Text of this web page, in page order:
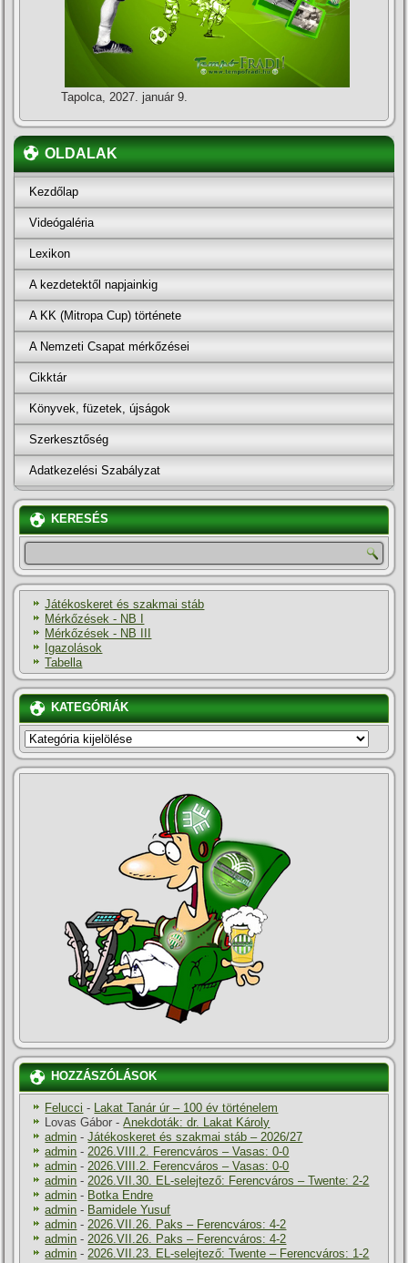
Tapolca, 2027. január 9.
OLDALAK
Kezdőlap
Videógaléria
Lexikon
A kezdetektől napjainkig
A KK (Mitropa Cup) története
A Nemzeti Csapat mérkőzései
Cikktár
Könyvek, füzetek, újságok
Szerkesztőség
Adatkezelési Szabályzat
KERESÉS
Játékoskeret és szakmai stáb
Mérkőzések - NB I
Mérkőzések - NB III
Igazolások
Tabella
KATEGÓRIÁK
KATEGÓRIÁK
HOZZÁSZÓLÁSOK
Felucci - Lakat Tanár úr – 100 év történelem
Lovas Gábor -Anekdoták: dr. Lakat Károly
admin -Játékoskeret és szakmai stáb – 2026/27
admin -2026.VIII.2. Ferencváros – Vasas: 0-0
admin -2026.VIII.2. Ferencváros – Vasas: 0-0
admin -2026.VII.30. EL-selejtező: Ferencváros – Twente: 2-2
admin - Botka Endre
admin - Bamidele Yusuf
admin -2026.VII.26. Paks – Ferencváros: 4-2
admin -2026.VII.26. Paks – Ferencváros: 4-2
admin -2026.VII.23. EL-selejtező: Twente – Ferencváros: 1-2